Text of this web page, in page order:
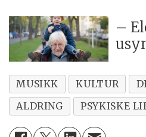
–
MUSIKK KULTUR
ALDRING
PSYKISKE